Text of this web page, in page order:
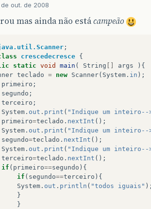
de out. de 2008
mas ainda não estácampeão
;
crescedecresce {
static void main ( String args
){
teclado = new Scanner( System . in );
primeiro ;
segundo ;
terceiro ;
System . out . print ( "Indique um inteiro--
primeiro=teclado . nextInt ();
System . out . print ( "Indique um inteiro--
segundo=teclado . nextInt ();
System . out . print ( "Indique um inteiro--
terceiro=teclado . nextInt ();
if ( primeiro==segundo ){
if ( segundo==terceiro ){
System . out . println ( "todos iguais"
}
}